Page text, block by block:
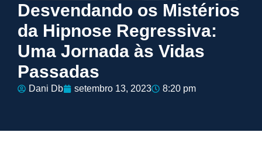
Desvendando os Mistérios
da Hipnose Regressiva:
Uma Jornada às Vidas
Passadas
Dani Db setembro 13, 2023 8:20 pm